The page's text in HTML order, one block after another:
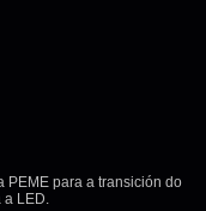
PEME para a transición do
a LED.